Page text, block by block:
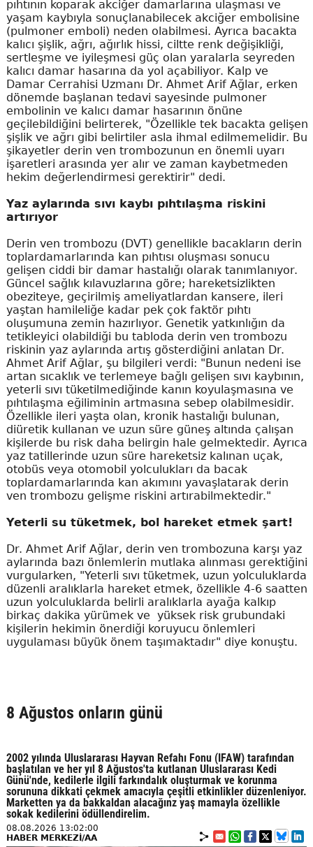
pıhtının koparak akciğer damarlarına ulaşması ve
yaşam kaybıyla sonuçlanabilecek akciğer embolisine
(pulmoner emboli) neden olabilmesi. Ayrıca bacakta
kalıcı şişlik, ağrı, ağırlık hissi, ciltte renk değişikliği,
sertleşme ve iyileşmesi güç olan yaralarla seyreden
kalıcı damar hasarına da yol açabiliyor. Kalp ve
Damar Cerrahisi Uzmanı Dr. Ahmet Arif Ağlar, erken
dönemde başlanan tedavi sayesinde pulmoner
embolinin ve kalıcı damar hasarının önüne
geçilebildiğini belirterek, "Özellikle tek bacakta gelişen
şişlik ve ağrı gibi belirtiler asla ihmal edilmemelidir. Bu
şikayetler derin ven trombozunun en önemli uyarı
işaretleri arasında yer alır ve zaman kaybetmeden
hekim değerlendirmesi gerektirir" dedi.
Yaz aylarında sıvı kaybı pıhtılaşma riskini
artırıyor
Derin ven trombozu (DVT) genellikle bacakların derin
toplardamarlarında kan pıhtısı oluşması sonucu
gelişen ciddi bir damar hastalığı olarak tanımlanıyor.
Güncel sağlık kılavuzlarına göre; hareketsizlikten
obeziteye, geçirilmiş ameliyatlardan kansere, ileri
yaştan hamileliğe kadar pek çok faktör pıhtı
oluşumuna zemin hazırlıyor. Genetik yatkınlığın da
tetikleyici olabildiği bu tabloda derin ven trombozu
riskinin yaz aylarında artış gösterdiğini anlatan Dr.
Ahmet Arif Ağlar, şu bilgileri verdi: "Bunun nedeni ise
artan sıcaklık ve terlemeye bağlı gelişen sıvı kaybının,
yeterli sıvı tüketilmediğinde kanın koyulaşmasına ve
pıhtılaşma eğiliminin artmasına sebep olabilmesidir.
Özellikle ileri yaşta olan, kronik hastalığı bulunan,
diüretik kullanan ve uzun süre güneş altında çalışan
kişilerde bu risk daha belirgin hale gelmektedir. Ayrıca
yaz tatillerinde uzun süre hareketsiz kalınan uçak,
otobüs veya otomobil yolculukları da bacak
toplardamarlarında kan akımını yavaşlatarak derin
ven trombozu gelişme riskini artırabilmektedir."
Yeterli su tüketmek, bol hareket etmek şart!
Dr. Ahmet Arif Ağlar, derin ven trombozuna karşı yaz
aylarında bazı önlemlerin mutlaka alınması gerektiğini
vurgularken, "Yeterli sıvı tüketmek, uzun yolculuklarda
düzenli aralıklarla hareket etmek, özellikle 4-6 saatten
uzun yolculuklarda belirli aralıklarla ayağa kalkıp
birkaç dakika yürümek ve yüksek risk grubundaki
kişilerin hekimin önerdiği koruyucu önlemleri
uygulaması büyük önem taşımaktadır" diye konuştu.
8 Ağustos onların günü
2002 yılında Uluslararası Hayvan Refahı Fonu (IFAW) tarafından
başlatılan ve her yıl 8 Ağustos'ta kutlanan Uluslararası Kedi
Günü'nde, kedilerle ilgili farkındalık oluşturmak ve korunma
sorununa dikkati çekmek amacıyla çeşitli etkinlikler düzenleniyor.
Marketten ya da bakkaldan alacağınz yaş mamayla özellikle
sokak kedilerini ödüllendirelim.
08.08.2026 13:02:00
HABER MERKEZİ/AA